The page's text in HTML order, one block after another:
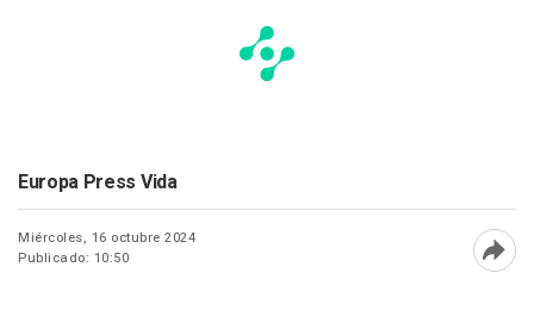
Europa Press Vida
Miércoles, 16 octubre 2024
Publicado: 10:50